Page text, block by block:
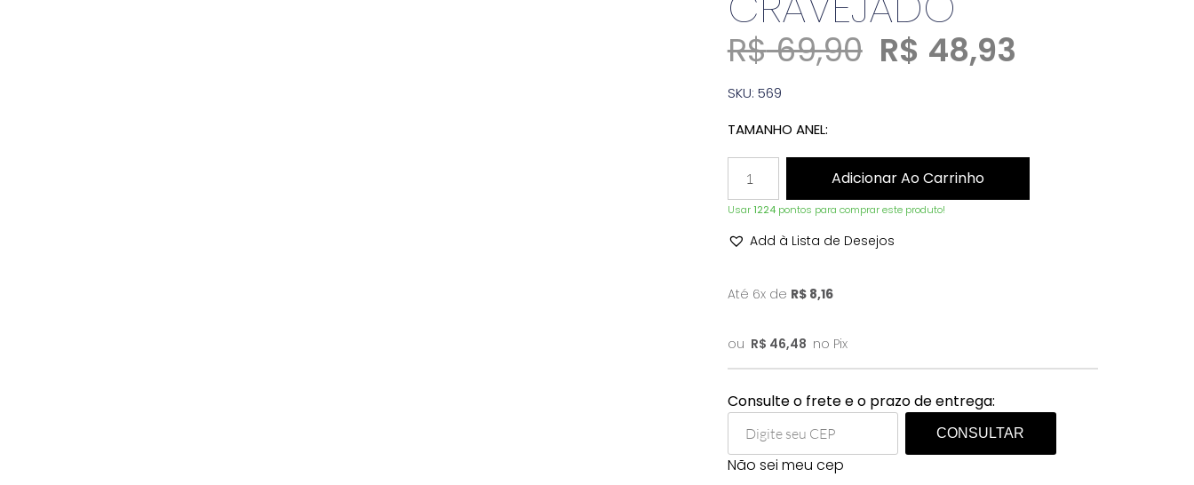
R$69,90 R$ 48,93
SKU: 569
TAMANHO ANEL:
Adicionar Ao Carrinho
Usar1224pontos para comprar este produto!
Add à Lista de Desejos
Até 6x de R$8,16
ou R$ 46,48 no Pix
Consulte o frete e o prazo de entrega:
CONSULTAR
Não sei meu cep